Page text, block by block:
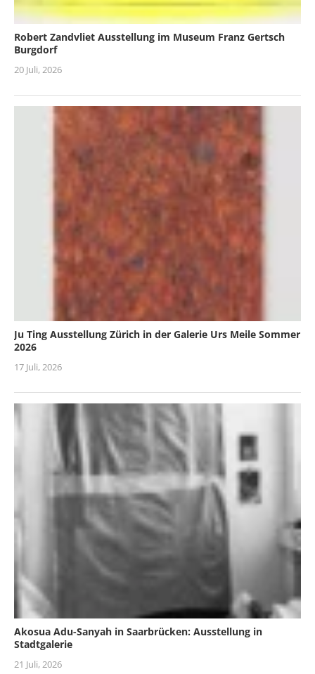
Robert Zandvliet Ausstellung im Museum Franz Gertsch
Burgdorf
20 Juli, 2026
Ju Ting Ausstellung Zürich in der Galerie Urs Meile Sommer
2026
17 Juli, 2026
Akosua Adu-Sanyah in Saarbrücken: Ausstellung in
Stadtgalerie
21 Juli, 2026